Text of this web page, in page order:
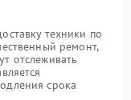
техники по
ремонт,
отслеживать
срока